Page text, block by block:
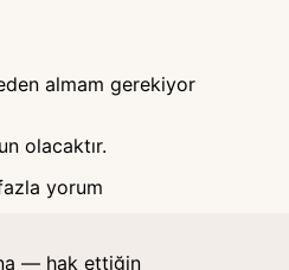
almam gerekiyor
olacaktır.
yorum
— hak ettiğin